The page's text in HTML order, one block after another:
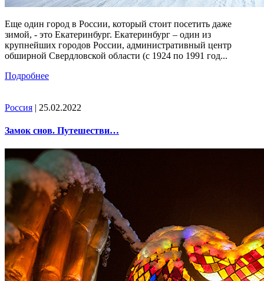
Еще один город в России, который стоит посетить даже
зимой, - это Екатеринбург. Екатеринбург – один из
крупнейших городов России, административный центр
обширной Свердловской области (с 1924 по 1991 год...
Подробнее
Россия | 25.02.2022
Замок снов. Путешестви…